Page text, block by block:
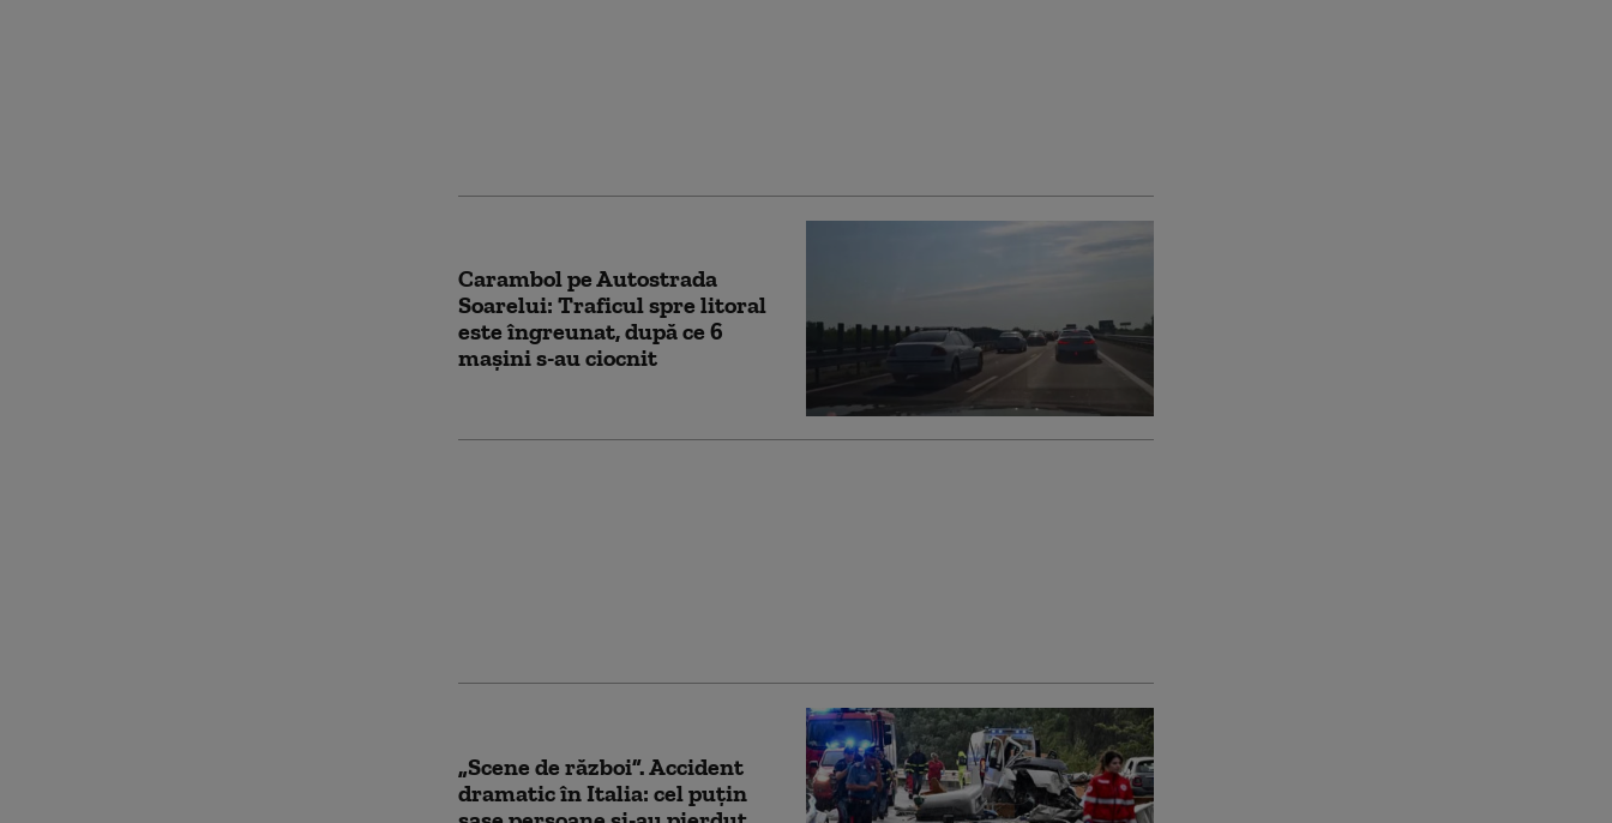
Carambol pe Autostrada
Soarelui: Traficul spre litoral
este îngreunat, după ce 6
mașini s-au ciocnit
„Scene de război”. Accident
dramatic în Italia: cel puțin